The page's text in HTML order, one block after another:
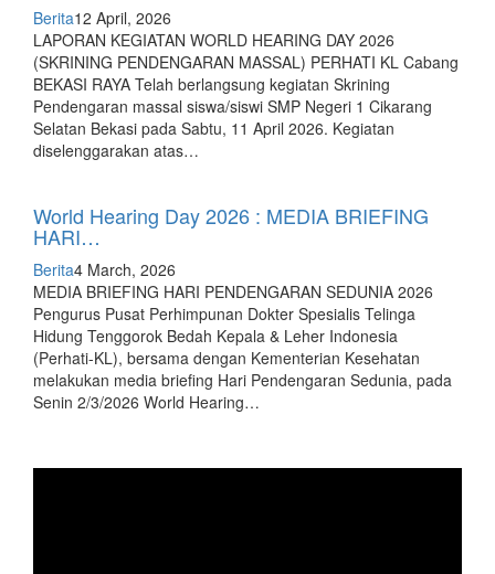
Berita12 April, 2026
LAPORAN KEGIATAN WORLD HEARING DAY 2026
(SKRINING PENDENGARAN MASSAL) PERHATI KL Cabang
BEKASI RAYA Telah berlangsung kegiatan Skrining
Pendengaran massal siswa/siswi SMP Negeri 1 Cikarang
Selatan Bekasi pada Sabtu, 11 April 2026. Kegiatan
diselenggarakan atas…
World Hearing Day 2026 : MEDIA BRIEFING
HARI…
Berita4 March, 2026
MEDIA BRIEFING HARI PENDENGARAN SEDUNIA 2026
Pengurus Pusat Perhimpunan Dokter Spesialis Telinga
Hidung Tenggorok Bedah Kepala & Leher Indonesia
(Perhati-KL), bersama dengan Kementerian Kesehatan
melakukan media briefing Hari Pendengaran Sedunia, pada
Senin 2/3/2026 World Hearing…